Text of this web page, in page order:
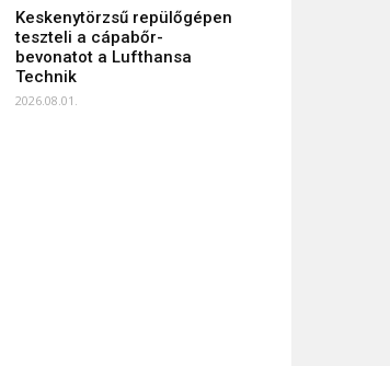
Keskenytörzsű repülőgépen
teszteli a cápabőr-
bevonatot a Lufthansa
Technik
2026.08.01.